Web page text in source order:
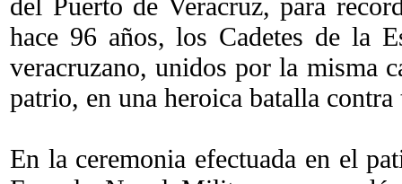
hace 96 años, los Cadetes de la
veracruzano, unidos por la misma
patrio, en una heroica batalla contra
En la ceremonia efectuada en el